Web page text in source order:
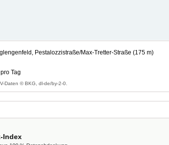
Pestalozzistraße/Max-Tretter-Straße (175 m)
Tag
Daten © BKG, dl-de/by-2-0.
Index